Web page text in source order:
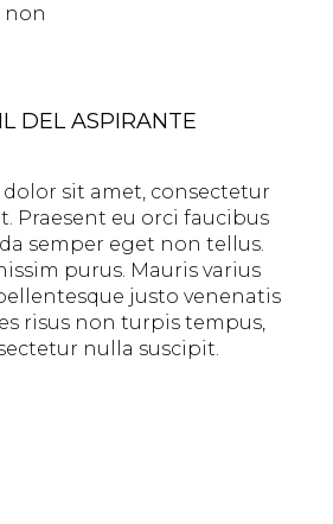
non
DEL ASPIRANTE
sit amet, consectetur
Praesent eu orci faucibus
semper eget non tellus.
purus. Mauris varius
justo venenatis
risus non turpis tempus,
nulla suscipit.